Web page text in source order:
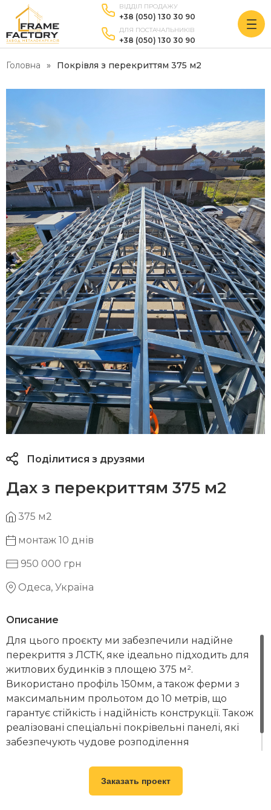
ВІДДІЛ ПРОДАЖУ
+38 (050) 130 30 90
ДЛЯ ПОСТАЧАЛЬНИКІВ
+38 (050) 130 30 90
Головна Покрівля з перекриттям 375 м2
Поділитися з друзями
Дах з перекриттям 375 м2
375 м2
монтаж 10 днів
950 000 грн
Одеса, Україна
Описание
Для цього проєкту ми забезпечили надійне
перекриття з ЛСТК, яке ідеально підходить для
житлових будинків з площею 375 м².
Використано профіль 150мм, а також ферми з
максимальним прольотом до 10 метрів, що
гарантує стійкість і надійність конструкції. Також
реалізовані спеціальні покрівельні панелі, які
забезпечують чудове розподілення
гідробарєру. Ця технологія дозволяє створити
довговічну, економічно вигідну та екологічно
Заказать проект